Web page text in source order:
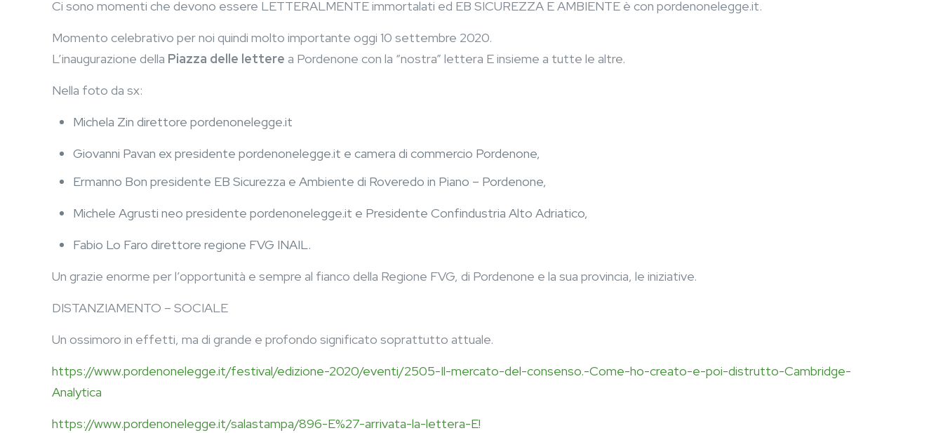
Ci sono momenti che devono essere LETTERALMENTE immortalati ed EB SICUREZZA E AMBIENTE è con pordenonelegge.it.
Momento celebrativo per noi quindi molto importante oggi 10 settembre 2020.
L’inaugurazione della Piazza delle lettere a Pordenone con la “nostra” lettera E insieme a tutte le altre.
Nella foto da sx:
Michela Zin direttore pordenonelegge.it
Giovanni Pavan ex presidente pordenonelegge.it e camera di commercio Pordenone,
Ermanno Bon presidente EB Sicurezza e Ambiente di Roveredo in Piano – Pordenone,
Michele Agrusti neo presidente pordenonelegge.it e Presidente Confindustria Alto Adriatico,
Fabio Lo Faro direttore regione FVG INAIL.
Un grazie enorme per l’opportunità e sempre al fianco della Regione FVG, di Pordenone e la sua provincia, le iniziative.
DISTANZIAMENTO – SOCIALE
Un ossimoro in effetti, ma di grande e profondo significato soprattutto attuale.
https://www.pordenonelegge.it/festival/edizione-2020/eventi/2505-Il-mercato-del-consenso.-Come-ho-creato-e-poi-distrutto-Cambridge-
Analytica
https://www.pordenonelegge.it/salastampa/896-E%27-arrivata-la-lettera-E!